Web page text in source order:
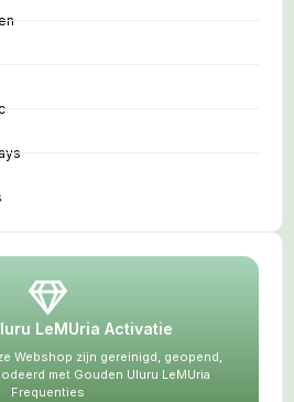
LeMUria Activatie
Webshop zijn gereinigd, geopend,
met Gouden Uluru LeMUria
Frequenties